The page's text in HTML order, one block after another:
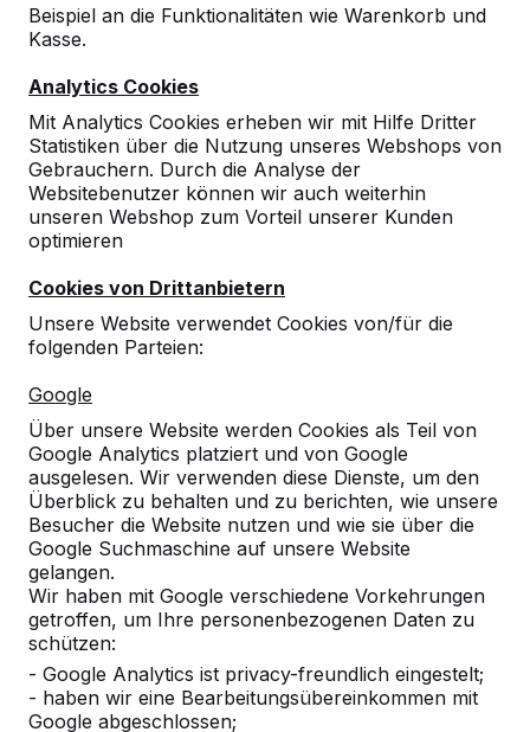
Beispiel an die Funktionalitäten wie Warenkorb und
Kasse.
Analytics Cookies
Mit Analytics Cookies erheben wir mit Hilfe Dritter
Statistiken über die Nutzung unseres Webshops von
Gebrauchern. Durch die Analyse der
Websitebenutzer können wir auch weiterhin
unseren Webshop zum Vorteil unserer Kunden
optimieren
Cookies von Drittanbietern
Unsere Website verwendet Cookies von/für die
folgenden Parteien:
Google
Über unsere Website werden Cookies als Teil von
Google Analytics platziert und von Google
ausgelesen. Wir verwenden diese Dienste, um den
Überblick zu behalten und zu berichten, wie unsere
Besucher die Website nutzen und wie sie über die
Google Suchmaschine auf unsere Website
gelangen.
Wir haben mit Google verschiedene Vorkehrungen
getroffen, um Ihre personenbezogenen Daten zu
schützen:
- Google Analytics ist privacy-freundlich eingestelt;
- haben wir eine Bearbeitungsübereinkommen mit
Google abgeschlossen;
Referenzen
Unsere Produkte finden Sie in ganz Europa
und darüber hinaus. Sehen Sie hier, wo Sie
ein HeBlad-Produkt in Ihrer Nähe finden.
Produkt
Alles anzeigen
Kategorie
Alles anzeigen